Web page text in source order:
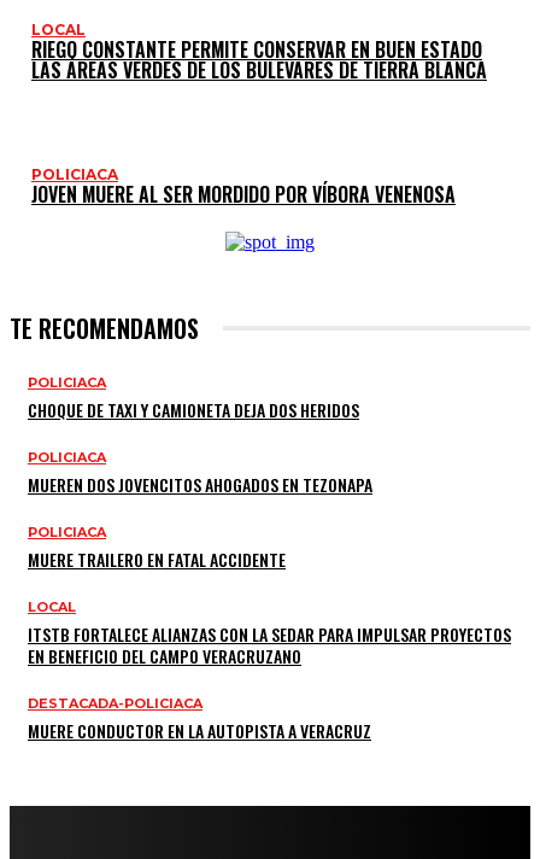
LOCAL
RIEGO CONSTANTE PERMITE CONSERVAR EN BUEN ESTADO
LAS ÁREAS VERDES DE LOS BULEVARES DE TIERRA BLANCA
POLICIACA
JOVEN MUERE AL SER MORDIDO POR VÍBORA VENENOSA
TE RECOMENDAMOS
POLICIACA
CHOQUE DE TAXI Y CAMIONETA DEJA DOS HERIDOS
POLICIACA
MUEREN DOS JOVENCITOS AHOGADOS EN TEZONAPA
POLICIACA
MUERE TRAILERO EN FATAL ACCIDENTE
LOCAL
ITSTB FORTALECE ALIANZAS CON LA SEDAR PARA IMPULSAR PROYECTOS
EN BENEFICIO DEL CAMPO VERACRUZANO
DESTACADA-POLICIACA
MUERE CONDUCTOR EN LA AUTOPISTA A VERACRUZ